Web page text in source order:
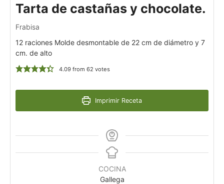
Tarta de castañas y chocolate.
Frabisa
12 raciones Molde desmontable de 22 cm de diámetro y 7
cm. de alto
4.09from 62 votes
Imprimir Receta
COCINA
Gallega